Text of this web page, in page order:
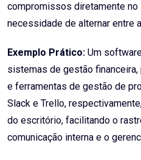
compromissos diretamente
necessidade de alternar entre
Exemplo Prático: Um
sistemas de gestão
e ferramentas de gestão de
Slack e Trello,
do escritório, facilitando o
comunicação interna e o